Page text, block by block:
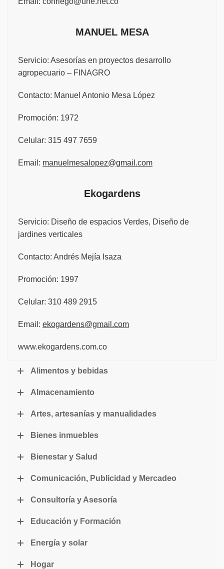
MANUEL MESA
Servicio: Asesorías en proyectos desarrollo
agropecuario – FINAGRO
Contacto: Manuel Antonio Mesa López
Promoción: 1972
Celular: 315 497 7659
Email: manuelmesalopez@gmail.com
Ekogardens
Servicio: Diseño de espacios Verdes, Diseño de
jardines verticales
Contacto: Andrés Mejía Isaza
Promoción: 1997
Celular: 310 489 2915
Email: ekogardens@gmail.com
www.ekogardens.com.co
Alimentos y bebidas
Almacenamiento
Artes, artesanías y manualidades
Bienes inmuebles
Bienestar y Salud
Comunicación, Publicidad y Mercadeo
Consultoría y Asesoría
Educación y Formación
Energía y solar
Hogar